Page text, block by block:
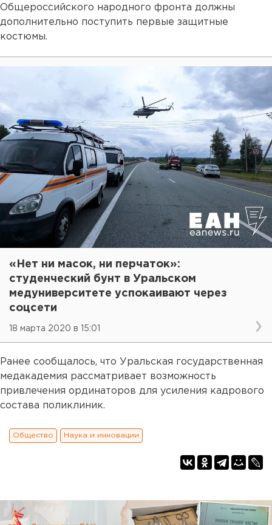
Общероссийского народного фронта должны
дополнительно поступить первые защитные
костюмы.
«Нет ни масок, ни перчаток»:
студенческий бунт в Уральском
медуниверситете успокаивают через
соцсети
18 марта 2020 в 15:01
Ранее сообщалось, что Уральская государственная
медакадемия рассматривает возможность
привлечения ординаторов для усиления кадрового
состава поликлиник.
Общество Наука и инновации